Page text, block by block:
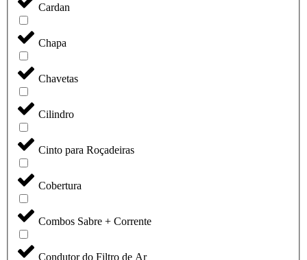
Cardan
Chapa
Chavetas
Cilindro
Cinto para Roçadeiras
Cobertura
Combos Sabre + Corrente
Condutor do Filtro de Ar